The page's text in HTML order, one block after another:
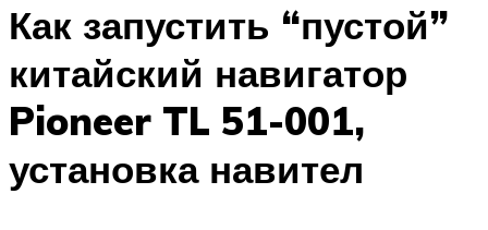
Как запустить “пустой”
китайский навигатор
Pioneer TL 51-001,
установка навител